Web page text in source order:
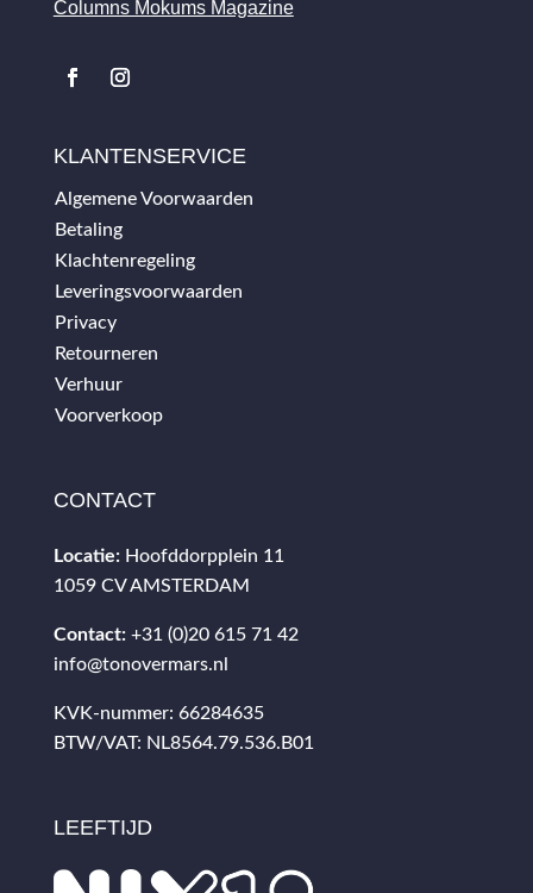
Columns Mokums Magazine
KLANTENSERVICE
Algemene Voorwaarden
Betaling
Klachtenregeling
Leveringsvoorwaarden
Privacy
Retourneren
Verhuur
Voorverkoop
CONTACT
Locatie: Hoofddorpplein 11
1059 CV AMSTERDAM
Contact: +31 (0)20 615 71 42
info@tonovermars.nl
KVK-nummer: 66284635
BTW/VAT: NL8564.79.536.B01
LEEFTIJD